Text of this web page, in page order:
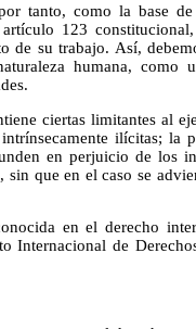
tanto, como la base
123
de su trabajo. Así,
humana, como
ciertas limitantes al
ilícitas; la
en perjuicio de los
que en el caso se
en el derecho
Internacional de